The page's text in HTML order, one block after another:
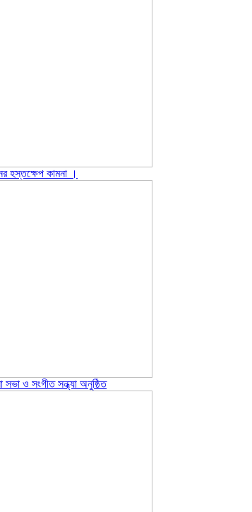
হস্তক্ষেপ কামনা ‎।
ও সংগীত সন্ধ্যা অনুষ্ঠিত